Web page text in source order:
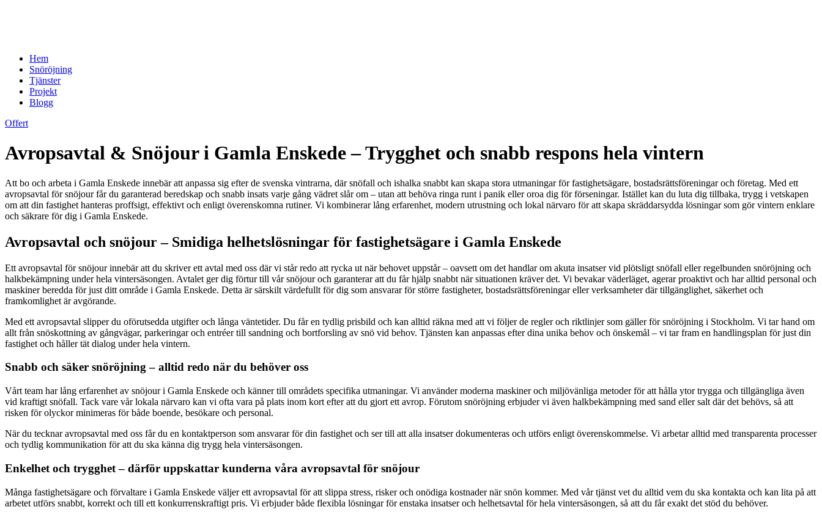
Hem
Snöröjning
Tjänster
Projekt
Blogg
Offert
Avropsavtal & Snöjour i Gamla Enskede – Trygghet och snabb respons hela vintern
Att bo och arbeta i Gamla Enskede innebär att anpassa sig efter de svenska vintrarna, där snöfall och ishalka snabbt kan skapa stora utmaningar för fastighetsägare, bostadsrättsföreningar och företag. Med ett
avropsavtal för snöjour får du garanterad beredskap och snabb insats varje gång vädret slår om – utan att behöva ringa runt i panik eller oroa dig för förseningar. Istället kan du luta dig tillbaka, trygg i vetskapen
om att din fastighet hanteras proffsigt, effektivt och enligt överenskomna rutiner. Vi kombinerar lång erfarenhet, modern utrustning och lokal närvaro för att skapa skräddarsydda lösningar som gör vintern enklare
och säkrare för dig i Gamla Enskede.
Avropsavtal och snöjour – Smidiga helhetslösningar för fastighetsägare i Gamla Enskede
Ett avropsavtal för snöjour innebär att du skriver ett avtal med oss där vi står redo att rycka ut när behovet uppstår – oavsett om det handlar om akuta insatser vid plötsligt snöfall eller regelbunden snöröjning och
halkbekämpning under hela vintersäsongen. Avtalet ger dig förtur till vår snöjour och garanterar att du får hjälp snabbt när situationen kräver det. Vi bevakar väderläget, agerar proaktivt och har alltid personal och
maskiner beredda för just ditt område i Gamla Enskede. Detta är särskilt värdefullt för dig som ansvarar för större fastigheter, bostadsrättsföreningar eller verksamheter där tillgänglighet, säkerhet och
framkomlighet är avgörande.
Med ett avropsavtal slipper du oförutsedda utgifter och långa väntetider. Du får en tydlig prisbild och kan alltid räkna med att vi följer de regler och riktlinjer som gäller för snöröjning i Stockholm. Vi tar hand om
allt från snöskottning av gångvägar, parkeringar och entréer till sandning och bortforsling av snö vid behov. Tjänsten kan anpassas efter dina unika behov och önskemål – vi tar fram en handlingsplan för just din
fastighet och håller tät dialog under hela vintern.
Snabb och säker snöröjning – alltid redo när du behöver oss
Vårt team har lång erfarenhet av snöjour i Gamla Enskede och känner till områdets specifika utmaningar. Vi använder moderna maskiner och miljövänliga metoder för att hålla ytor trygga och tillgängliga även
vid kraftigt snöfall. Tack vare vår lokala närvaro kan vi ofta vara på plats inom kort efter att du gjort ett avrop. Förutom snöröjning erbjuder vi även halkbekämpning med sand eller salt där det behövs, så att
risken för olyckor minimeras för både boende, besökare och personal.
När du tecknar avropsavtal med oss får du en kontaktperson som ansvarar för din fastighet och ser till att alla insatser dokumenteras och utförs enligt överenskommelse. Vi arbetar alltid med transparenta processer
och tydlig kommunikation för att du ska känna dig trygg hela vintersäsongen.
Enkelhet och trygghet – därför uppskattar kunderna våra avropsavtal för snöjour
Många fastighetsägare och förvaltare i Gamla Enskede väljer ett avropsavtal för att slippa stress, risker och onödiga kostnader när snön kommer. Med vår tjänst vet du alltid vem du ska kontakta och kan lita på att
arbetet utförs snabbt, korrekt och till ett konkurrenskraftigt pris. Vi erbjuder både flexibla lösningar för enstaka insatser och helhetsavtal för hela vintersäsongen, så att du får exakt det stöd du behöver.